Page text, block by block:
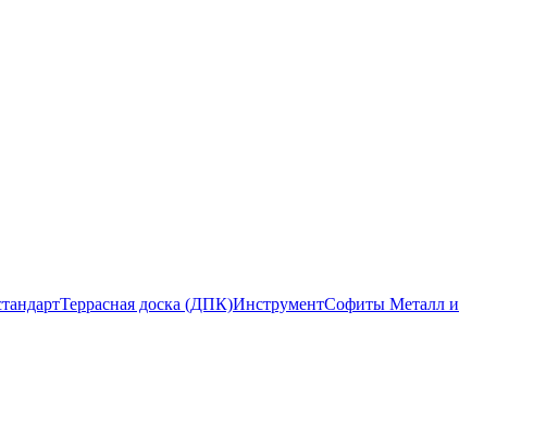
Террасная доска (ДПК)ИнструментСофиты Металл и